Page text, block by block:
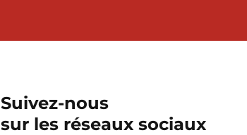
Suivez-nous
sur les réseaux sociaux